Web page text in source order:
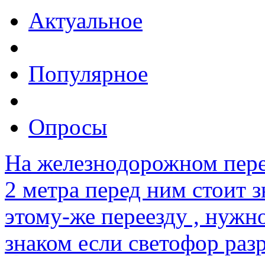
Актуальное
Популярное
Опросы
На железнодорожном
2 метра перед ним стоит
этому-же переезду ,
знаком если светофор